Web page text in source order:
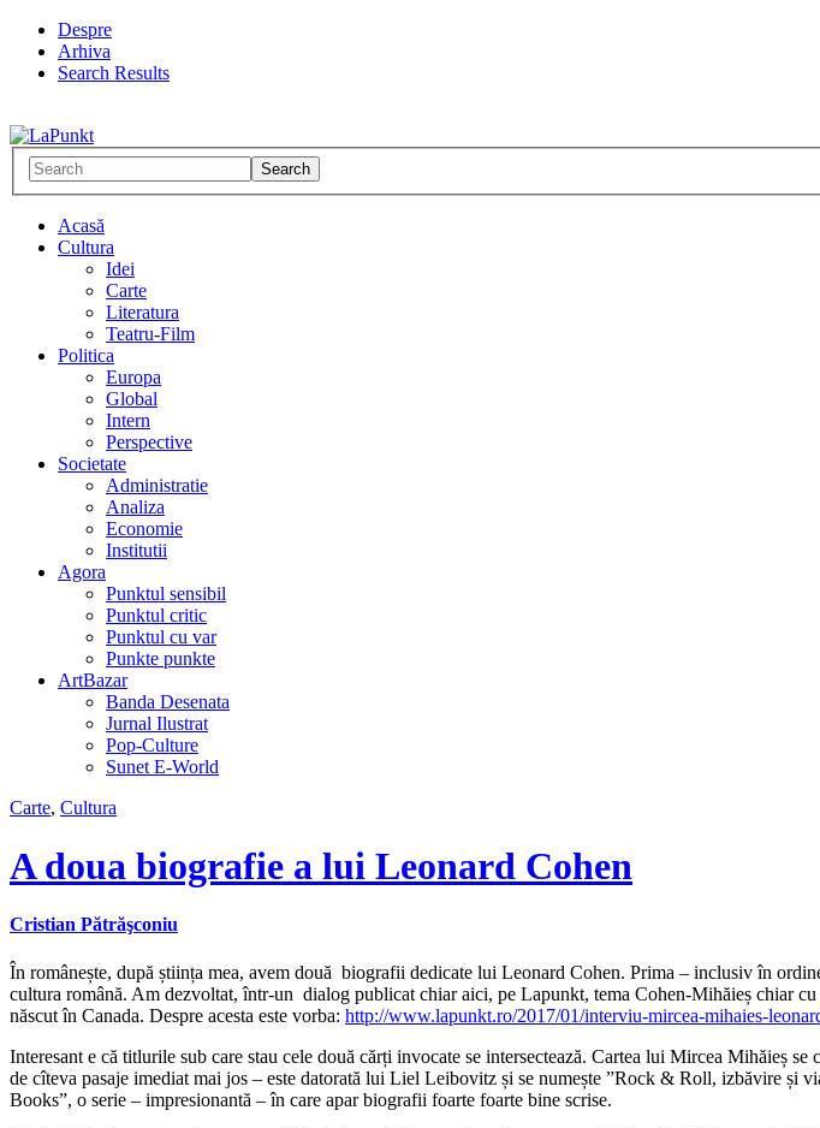
Despre
Arhiva
Search Results
Acasă
Cultura
Idei
Carte
Literatura
Teatru-Film
Politica
Europa
Global
Intern
Perspective
Societate
Administratie
Analiza
Economie
Institutii
Agora
Punktul sensibil
Punktul critic
Punktul cu var
Punkte punkte
ArtBazar
Banda Desenata
Jurnal Ilustrat
Pop-Culture
Sunet E-World
Carte, Cultura
A doua biografie a lui Leonard Cohen
Cristian Pătrăşconiu
În românește, după știința mea, avem două biografii dedicate lui Leonard Cohen. Prima – inclusiv în
cultura română. Am dezvoltat, într-un dialog publicat chiar aici, pe Lapunkt, tema Cohen-Mihăieș chiar
născut în Canada. Despre acesta este vorba: http://www.lapunkt.ro/2017/01/interviu-mircea-mihaies-
Interesant e că titlurile sub care stau cele două cărți invocate se intersectează. Cartea lui Mircea Mihăieș
de cîteva pasaje imediat mai jos – este datorată lui Liel Leibovitz și se numește ”Rock & Roll, izbăvire și
Books”, o serie – impresionantă – în care apar biografii foarte foarte bine scrise.